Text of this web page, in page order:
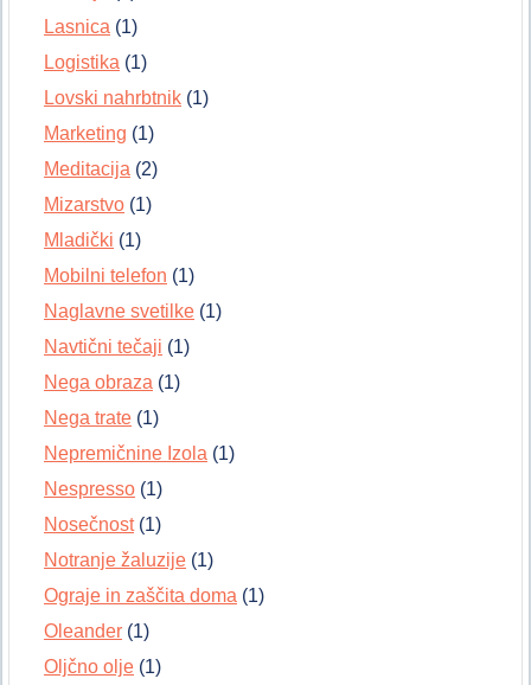
Lasnica (1)
Logistika (1)
Lovski nahrbtnik (1)
Marketing (1)
Meditacija (2)
Mizarstvo (1)
Mladički (1)
Mobilni telefon (1)
Naglavne svetilke (1)
Navtični tečaji (1)
Nega obraza (1)
Nega trate (1)
Nepremičnine Izola (1)
Nespresso (1)
Nosečnost(1)
Notranje žaluzije (1)
Ograje in zaščita doma (1)
Oleander (1)
Oljčno olje (1)